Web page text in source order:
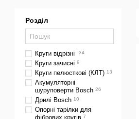
Розділ
Круги відрізні 34
Круги зачисні 9
Круги пелюсткові (КЛТ) 13
Акумуляторні
шуруповерти Bosch 26
Дрилі Bosch 10
Опорні тарілки для
фібрових кругів 7